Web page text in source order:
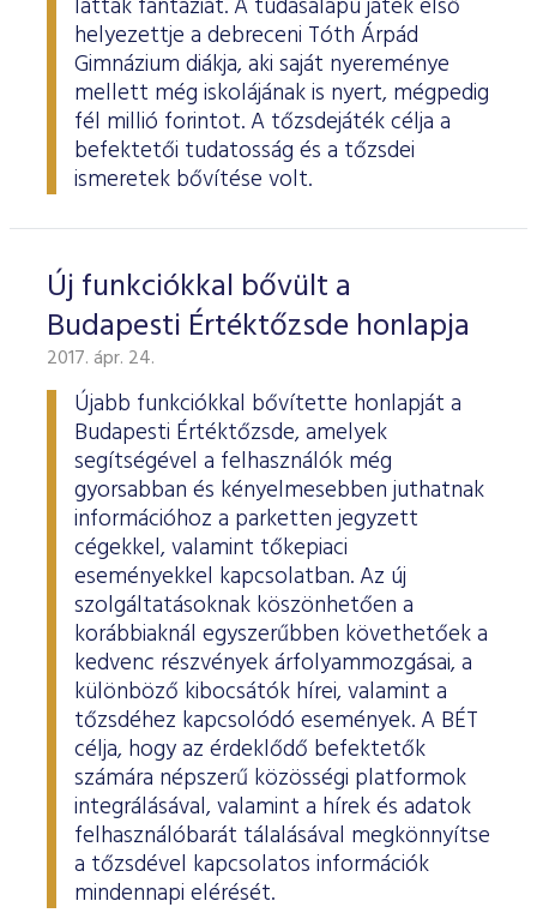
láttak fantáziát. A tudásalapú játék első
helyezettje a debreceni Tóth Árpád
Gimnázium diákja, aki saját nyereménye
mellett még iskolájának is nyert, mégpedig
fél millió forintot. A tőzsdejáték célja a
befektetői tudatosság és a tőzsdei
ismeretek bővítése volt.
Új funkciókkal bővült a
Budapesti Értéktőzsde honlapja
2017. ápr. 24.
Újabb funkciókkal bővítette honlapját a
Budapesti Értéktőzsde, amelyek
segítségével a felhasználók még
gyorsabban és kényelmesebben juthatnak
információhoz a parketten jegyzett
cégekkel, valamint tőkepiaci
eseményekkel kapcsolatban. Az új
szolgáltatásoknak köszönhetően a
korábbiaknál egyszerűbben követhetőek a
kedvenc részvények árfolyammozgásai, a
különböző kibocsátók hírei, valamint a
tőzsdéhez kapcsolódó események. A BÉT
célja, hogy az érdeklődő befektetők
számára népszerű közösségi platformok
integrálásával, valamint a hírek és adatok
felhasználóbarát tálalásával megkönnyítse
a tőzsdével kapcsolatos információk
mindennapi elérését.